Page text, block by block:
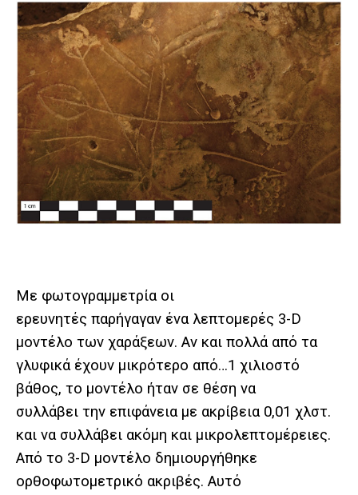
Με φωτογραμμετρία οι
ερευνητές παρήγαγαν ένα λεπτομερές 3-D
μοντέλο των χαράξεων. Αν και πολλά από τα
γλυφικά έχουν μικρότερο από…1 χιλιοστό
βάθος, το μοντέλο ήταν σε θέση να
συλλάβει την επιφάνεια με ακρίβεια 0,01 χλστ.
και να συλλάβει ακόμη και μικρολεπτομέρειες.
Από το 3-D μοντέλο δημιουργήθηκε
ορθοφωτομετρικό ακριβές. Αυτό